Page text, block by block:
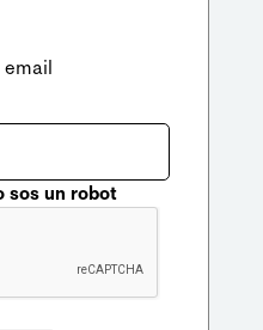
email
sos un robot